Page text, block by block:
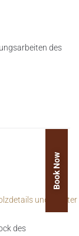
des
des
Book Now